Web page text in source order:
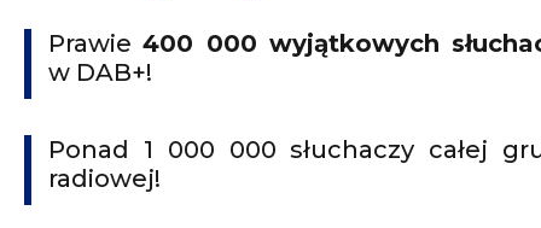
Prawie400 000 wyjątkowych
w DAB+!
Ponad 1 000 000 słuchaczy całej
radiowej!